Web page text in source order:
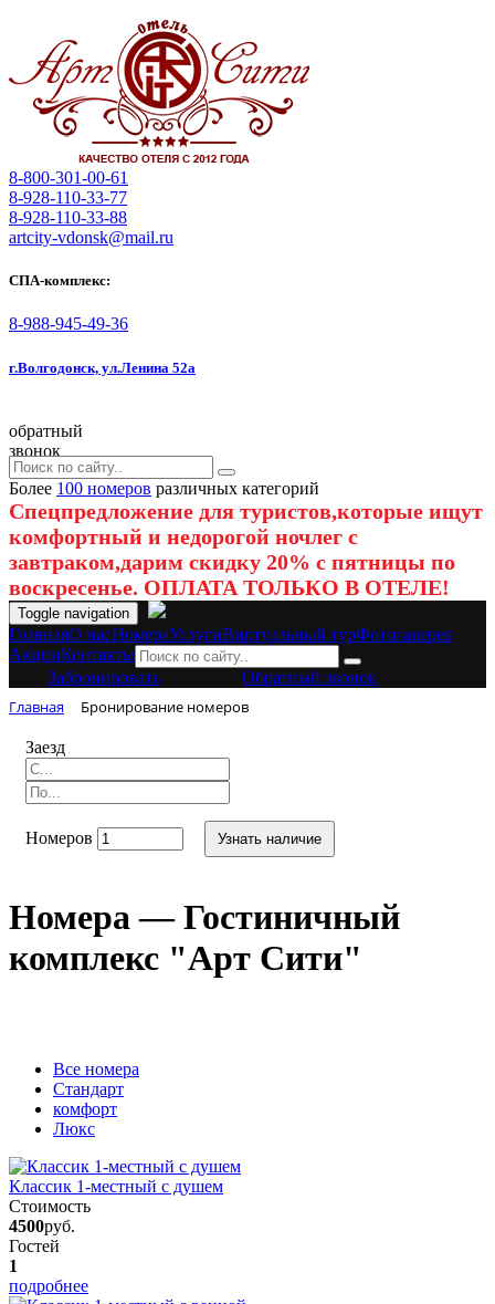
8-800-301-00-61
8-928-110-33-77
8-928-110-33-88
artcity-vdonsk@mail.ru
СПА-комплекс:
8-988-945-49-36
г.Волгодонск, ул.Ленина 52а
обратный
звонок
Более 100 номеров различных категорий
Спецпредложение для туристов,которые ищут
комфортный и недорогой ночлег с
завтраком,дарим скидку 20% с пятницы по
воскресенье. ОПЛАТА ТОЛЬКО В ОТЕЛЕ!
Toggle navigation
ГлавнаяO насНомераУслугиВиртуальный турФотогалерея
АкцииКонтакты
Забронировать
Обратный звонок
Главная Бронирование номеров
Заезд
Номеров Узнать наличие
Номера — Гостиничный
комплекс "Арт Сити"
Вcе номера
Стандарт
комфорт
Люкс
Классик 1-местный с душем
Стоимость
4500руб.
Гостей
1
подробнее